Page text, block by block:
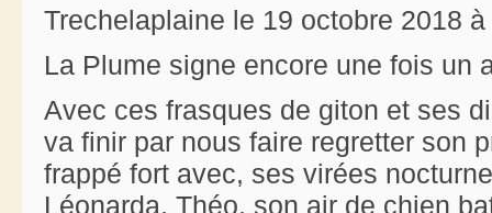
Trechelaplaine le 19 octobre 2018
La Plume signe encore une fois un
Avec ces frasques de giton et ses
va finir par nous faire regretter son
frappé fort avec, ses virées
Léonarda, Théo, son air de chien